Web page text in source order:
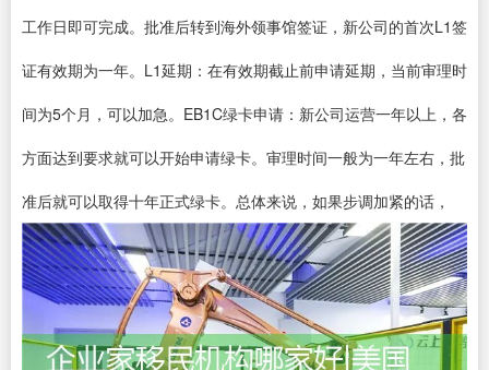
工作日即可完成。批准后转到海外领事馆签证，新公司的首次L1签
证有效期为一年。L1延期：在有效期截止前申请延期，当前审理时
间为5个月，可以加急。EB1C绿卡申请：新公司运营一年以上，各
方面达到要求就可以开始申请绿卡。审理时间一般为一年左右，批
准后就可以取得十年正式绿卡。总体来说，如果步调加紧的话，